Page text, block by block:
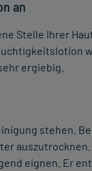
an
Stelle Ihrer
ergiebig.
stehen.
eignen. Er